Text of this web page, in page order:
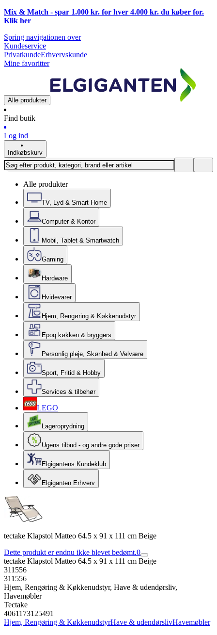
Mix & Match - spar 1.000 kr. for hver 4.000 kr. du køber for.
Klik her
Spring navigationen over
Kundeservice
PrivatkundeErhvervskunde
Mine favoritter
Alle produkter
Find butik
Log ind
Indkøbskurv
Alle produkter
TV, Lyd & Smart Home
Computer & Kontor
Mobil, Tablet & Smartwatch
Gaming
Hardware
Hvidevarer
Hjem, Rengøring & Køkkenudstyr
Epoq køkken & bryggers
Personlig pleje, Skønhed & Velvære
Sport, Fritid & Hobby
Services & tilbehør
LEGO
Lageroprydning
Ugens tilbud - og andre gode priser
Elgigantens Kundeklub
Elgiganten Erhverv
tectake Klapstol Matteo 64.5 x 91 x 111 cm Beige
Dette produkt er endnu ikke blevet bedømt.0
tectake Klapstol Matteo 64.5 x 91 x 111 cm Beige
311556
311556
Hjem, Rengøring & Køkkenudstyr, Have & udendørsliv,
Havemøbler
Tectake
4061173125491
Hjem, Rengøring & KøkkenudstyrHave & udendørslivHavemøbler